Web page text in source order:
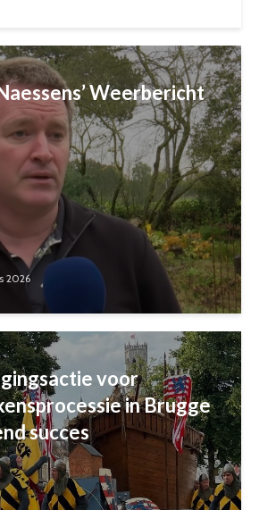
Weerbericht
2026
voor
in Brugge
succes